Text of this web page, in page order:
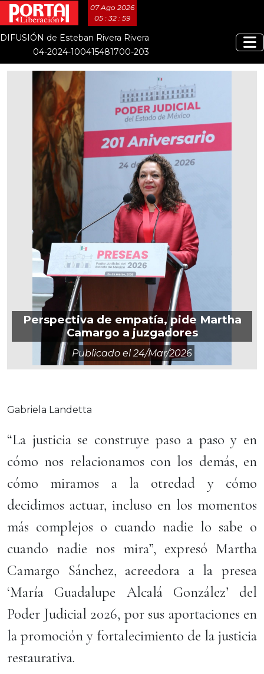
07 Ago 2026
05 : 33 : 00
DIFUSIÓN de Esteban Rivera Rivera
04-2024-100415481700-203
Perspectiva de empatía, pide Martha
Camargo a juzgadores
Publicado el24/mar/2026
Gabriela Landetta
“La justicia se construye paso a paso y en
cómo nos relacionamos con los demás, en
cómo miramos a la otredad y cómo
decidimos actuar, incluso en los momentos
más complejos o cuando nadie lo sabe o
cuando nadie nos mira”, expresó Martha
Camargo Sánchez, acreedora a la presea
‘María Guadalupe Alcalá González’ del
Poder Judicial 2026, por sus aportaciones en
la promoción y fortalecimiento de la justicia
restaurativa.